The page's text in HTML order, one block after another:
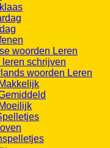
woorden Leren
leren schrijven
woorden Leren
Makkelijk
Moeilijk